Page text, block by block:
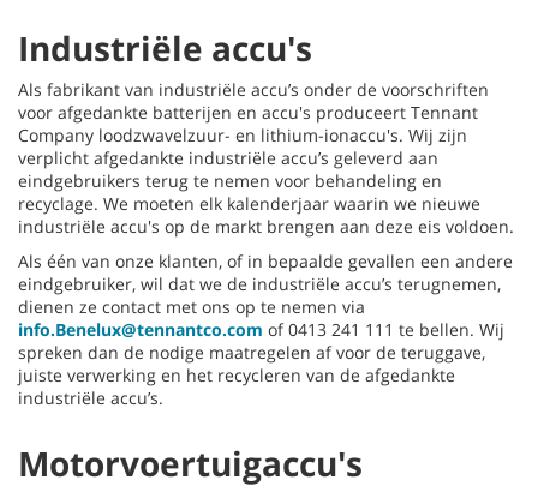
Industriële accu's
Als fabrikant van industriële accu’s onder de voorschriften
voor afgedankte batterijen en accu's produceert Tennant
Company loodzwavelzuur- en lithium-ionaccu's. Wij zijn
verplicht afgedankte industriële accu’s geleverd aan
eindgebruikers terug te nemen voor behandeling en
recyclage. We moeten elk kalenderjaar waarin we nieuwe
industriële accu's op de markt brengen aan deze eis voldoen.
Als één van onze klanten, of in bepaalde gevallen een andere
eindgebruiker, wil dat we de industriële accu’s terugnemen,
dienen ze contact met ons op te nemen via
info.Benelux@tennantco.com of 0413 241 111 te bellen. Wij
spreken dan de nodige maatregelen af voor de teruggave,
juiste verwerking en het recycleren van de afgedankte
industriële accu’s.
Motorvoertuigaccu's